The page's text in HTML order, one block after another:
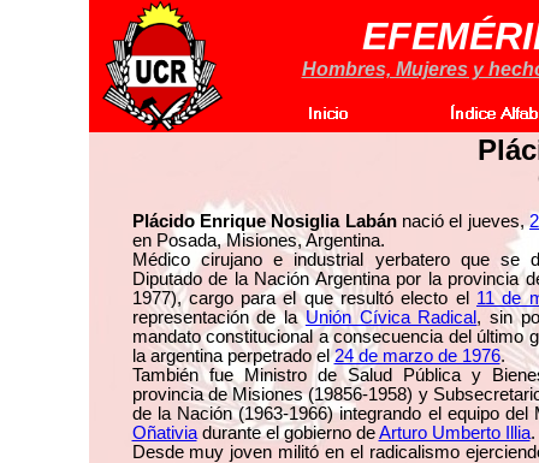
Hombres, Mujeres y
Plácido Enrique Nosiglia Labánnació el jueves,
en Posada, Misiones, Argentina.
Médico cirujano e industrial yerbatero que se
Diputado de la Nación Argentina por la provincia
1977), cargo para el que resultó electo el 11 de
representación de laUnión Cívica Radical , sin
mandato constitucional a consecuencia del último
la argentina perpetrado el24 de marzo de 1976.
También fue Ministro de Salud Pública y
provincia de Misiones (19856-1958) y
de la Nación (1963-1966) integrando el equipo del
Oñativiadurante el gobierno deArturo Umberto Illia.
Desde muy joven militó en el radicalismo